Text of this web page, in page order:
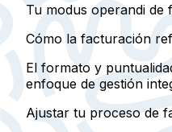
Tu modus operandi de
Cómo la facturación
El formato y
enfoque de gestión
Ajustar tu proceso de